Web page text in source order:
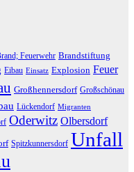
Feuerwehr Brandstiftung
Eibau Einsatz Explosion Feuer
Großhennersdorf Großschönau
Lückendorf Migranten
Oderwitz Olbersdorf
Spitzkunnersdorf Unfall